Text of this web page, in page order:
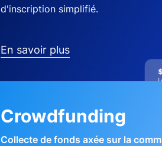
d'inscription simplifié.
En savoir plus
Crowdfunding
Collecte de fonds axée sur la